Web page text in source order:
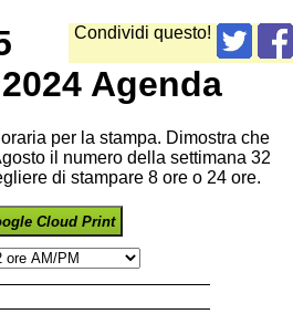
Condividi questo!
Agenda
per la stampa. Dimostra che
il numero della settimana 32
di stampare 8 ore o 24 ore.
Cloud Print